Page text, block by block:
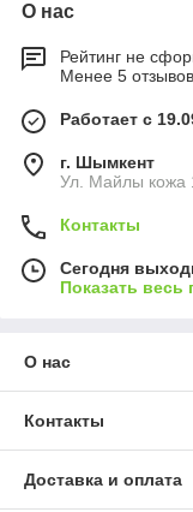
О нас
Рейтинг не
Менее 5
Работает с
г. Шымкент
Ул. Майлы кожа
Контакты
Сегодня
Показать весь
О нас
Контакты
Доставка и оплата